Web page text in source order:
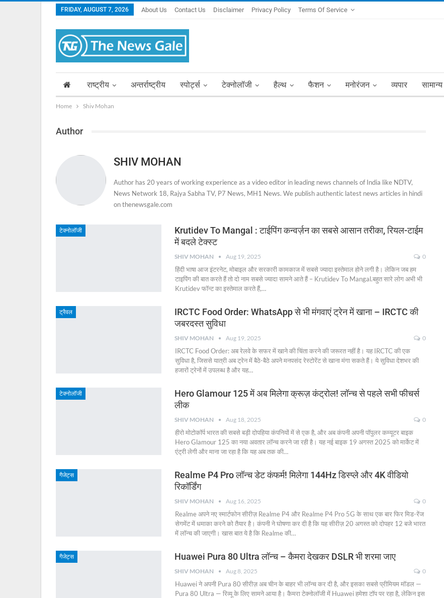
FRIDAY, AUGUST 7, 2026 About Us Contact Us Disclaimer Privacy Policy Terms Of Service
राष्ट्रीय अन्तर्राष्ट्रीय स्पोर्ट्स टेक्नोलॉजी हैल्थ फैशन मनोरंजन व्यपार सामान्य
Home Shiv Mohan
Author
SHIV MOHAN
Author has 20 years of working experience as a video editor in leading news channels of India like NDTV,
News Network 18, Rajya Sabha TV, P7 News, MH1 News. We publish authentic latest news articles in hindi
on thenewsgale.com
टेक्नोलॉजी
Krutidev To Mangal : टाईपिंग कन्वर्ज़न का सबसे आसान तरीका, रियल-टाईम
में बदले टेक्स्ट
SHIV MOHAN Aug 19, 2025 0
हिंदी भाषा आज इंटरनेट, मोबाइल और सरकारी कामकाज में सबसे ज्यादा इस्तेमाल होने लगी है। लेकिन जब हम
टाइपिंग की बात करते हैं तो दो नाम सबसे ज्यादा सामने आते हैं – Krutidev To Mangal.बहुत सारे लोग अभी भी
Krutidev फॉन्ट का इस्तेमाल करते हैं,…
ट्रैवल
IRCTC Food Order: WhatsApp से भी मंगवाएं ट्रेन में खाना – IRCTC की
जबरदस्त सुविधा
SHIV MOHAN Aug 19, 2025 0
IRCTC Food Order: अब रेलवे के सफर में खाने की चिंता करने की जरूरत नहीं है। यह IRCTC की एक
सुविधा है, जिससे यात्री अब ट्रेन में बैठे-बैठे अपने मनपसंद रेस्टोरेंट से खाना मंगा सकते हैं। ये सुविधा देशभर की
हजारों ट्रेनों में उपलब्ध है और यह…
टेक्नोलॉजी
Hero Glamour 125 में अब मिलेगा क्रूज़ कंट्रोल! लॉन्च से पहले सभी फीचर्स
लीक
SHIV MOHAN Aug 18, 2025 0
हीरो मोटोकॉर्प भारत की सबसे बड़ी दोपहिया कंपनियों में से एक है, और अब कंपनी अपनी पॉपुलर कम्यूटर बाइक
Hero Glamour 125 का नया अवतार लॉन्च करने जा रही है। यह नई बाइक 19 अगस्त 2025 को मार्केट में
एंट्री लेगी और माना जा रहा है कि यह अब तक की…
गैजेट्स
Realme P4 Pro लॉन्च डेट कंफर्म! मिलेगा 144Hz डिस्प्ले और 4K वीडियो
रिकॉर्डिंग
SHIV MOHAN Aug 16, 2025 0
Realme अपने नए स्मार्टफोन सीरीज़ Realme P4 और Realme P4 Pro 5G के साथ एक बार फिर मिड-रेंज
सेगमेंट में धमाका करने को तैयार है। कंपनी ने घोषणा कर दी है कि यह सीरीज़ 20 अगस्त को दोपहर 12 बजे भारत
में लॉन्च की जाएगी। खास बात ये है कि Realme की…
गैजेट्स Huawei Pura 80 Ultra लॉन्च – कैमरा देखकर DSLR भी शरमा जाए
SHIV MOHAN Aug 8, 2025 0
Huawei ने अपनी Pura 80 सीरीज़ अब चीन के बाहर भी लॉन्च कर दी है, और इसका सबसे प्रीमियम मॉडल —
Pura 80 Ultra — रिव्यू के लिए सामने आया है। कैमरा टेक्नोलॉजी में Huawei हमेशा टॉप पर रहा है, लेकिन इस